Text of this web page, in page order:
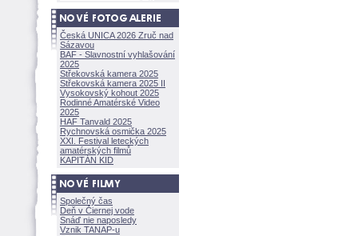
Česká UNICA 2026 Zruč nad
Sázavou
BAF - Slavnostní vyhlašování
2025
Střekovská kamera 2025
Střekovská kamera 2025 II
Vysokovský kohout 2025
Rodinné Amatérské Video
2025
HAF Tanvald 2025
Rychnovská osmička 2025
XXI. Festival leteckých
amatérských filmů
KAPITÁN KID
Společný čas
Deň v Čiernej vode
Snáď nie naposledy
Vznik TANAP-u